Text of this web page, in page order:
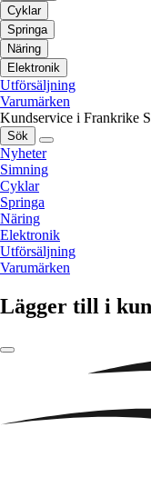
Cyklar
Springa
Näring
Elektronik
Utförsäljning
Varumärken
Kundservice i Frankrike
Sök
Nyheter
Simning
Cyklar
Springa
Näring
Elektronik
Utförsäljning
Varumärken
Lägger till i